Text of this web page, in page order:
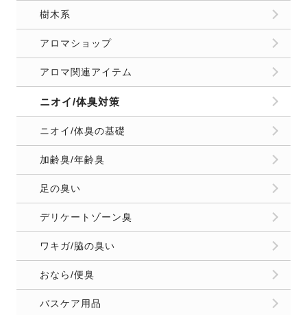
樹木系
アロマショップ
アロマ関連アイテム
ニオイ/体臭対策
ニオイ/体臭の基礎
加齢臭/年齢臭
足の臭い
デリケートゾーン臭
ワキガ/脇の臭い
おなら/便臭
バスケア用品